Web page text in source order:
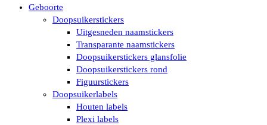
Geboorte
Doopsuikerstickers
Uitgesneden naamstickers
Transparante naamstickers
Doopsuikerstickers glansfolie
Doopsuikerstickers rond
Figuurstickers
Doopsuikerlabels
Houten labels
Plexi labels